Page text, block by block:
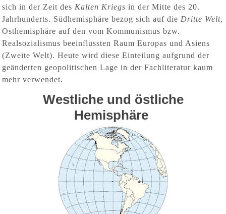
sich in der Zeit des Kalten Kriegs in der Mitte des 20.
Jahrhunderts. Südhemisphäre bezog sich auf die Dritte Welt,
Osthemisphäre auf den vom Kommunismus bzw.
Realsozialismus beeinflussten Raum Europas und Asiens
(Zweite Welt). Heute wird diese Einteilung aufgrund der
geänderten geopolitischen Lage in der Fachliteratur kaum
mehr verwendet.
Westliche und östliche
Hemisphäre